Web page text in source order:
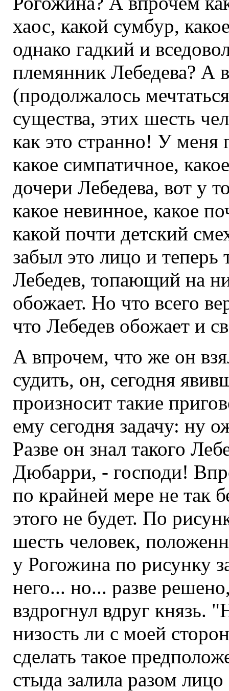
хаос, какой сумбур,
однако гадкий и
племянник Лебедева? А
(продолжалось
существа, этих шесть
как это странно! У меня
какое симпатичное,
дочери Лебедева, вот у
какое невинное, какое
какой почти детский
забыл это лицо и
Лебедев, топающий на
обожает. Но что всего
что Лебедев обожает и
А впрочем, что же он
судить, он, сегодня
произносит такие
ему сегодня задачу: ну
Разве он знал такого
Дюбарри, - господи!
по крайней мере не так
этого не будет. По
шесть человек,
у Рогожина по рисунку
него... но... разве
вздрогнул вдруг князь.
низость ли с моей
сделать такое
стыда залила разом